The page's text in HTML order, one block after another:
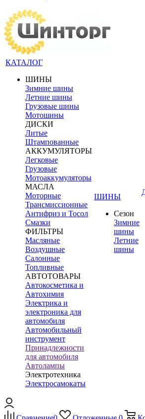
КАТАЛОГ
ШИНЫ
Зимние шины
Летние шины
Грузовые шины
Мотошины
ДИСКИ
Литые
Штампованные
АККУМУЛЯТОРЫ
Легковые
Грузовые
Мотоаккумуляторы
МАСЛА
Моторные
Трансмиссионные
Антифриз и Тосол
Смазки
ФИЛЬТРЫ
Масляные
Воздушные
Салонные
Топливные
АВТОТОВАРЫ
Автокосметика и
Автохимия
Электрика и
электроника для
автомобиля
Автомобильный
инструмент
Принадлежности
для автомобиля
Автолампы
Электротехника
Электросамокаты
ШИНЫ
Сезон
Зимние
шины
Летние
шины